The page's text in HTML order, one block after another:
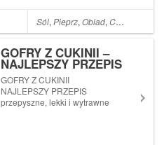
Sól,Pieprz,Obiad,Cebula
GOFRY Z CUKINII –
NAJLEPSZY PRZEPIS
GOFRY Z CUKINII
NAJLEPSZY PRZEPIS
przepyszne, lekki i wytrawne